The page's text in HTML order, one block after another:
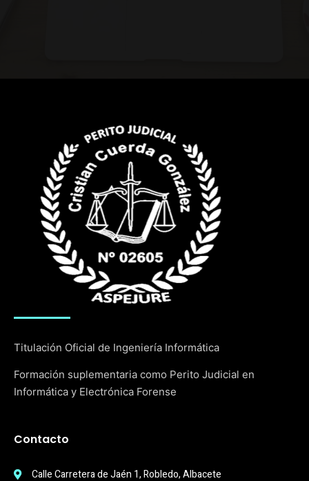
Titulación Oficial de Ingeniería Informática
Formación suplementaria como Perito Judicial en
Informática y Electrónica Forense
Contacto
Calle Carretera de Jaén 1, Robledo, Albacete